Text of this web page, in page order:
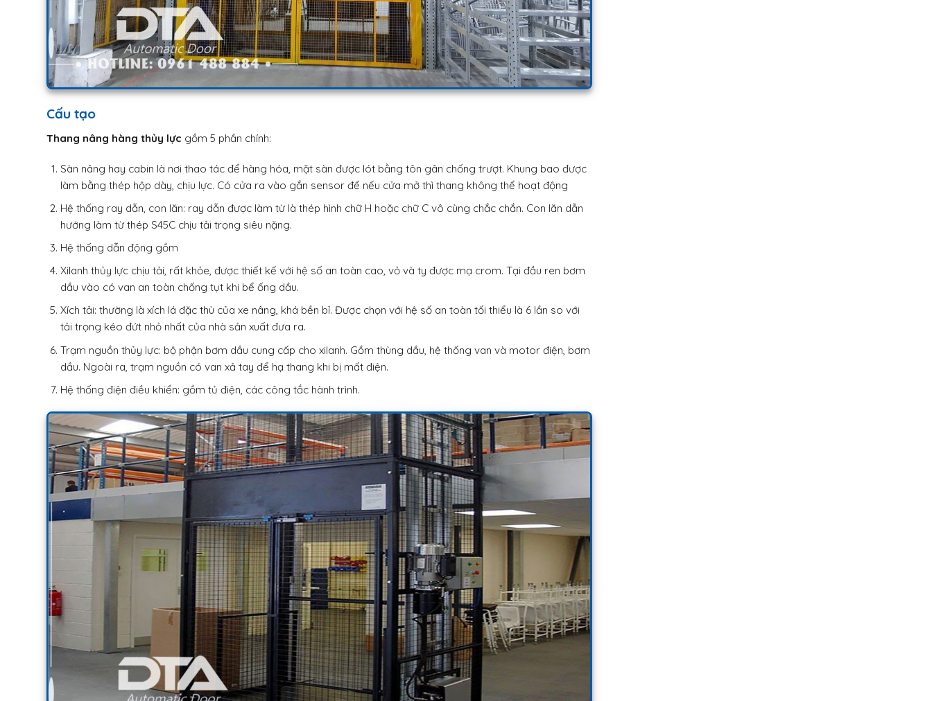
Cấu tạo
Thang nâng hàng thủy lực gồm 5 phần chính:
Sàn nâng hay cabin là nơi thao tác để hàng hóa, mặt sàn được lót bằng tôn gân chống trượt. Khung bao được
làm bằng thép hộp dày, chịu lực. Có cửa ra vào gắn sensor để nếu cửa mở thì thang không thể hoạt động
Hệ thống ray dẫn, con lăn: ray dẫn được làm từ là thép hình chữ H hoặc chữ C vô cùng chắc chắn. Con lăn dẫn
hướng làm từ thép S45C chịu tải trọng siêu nặng.
Hệ thống dẫn động gồm
Xilanh thủy lực chịu tải, rất khỏe, được thiết kế với hệ số an toàn cao, vỏ và ty được mạ crom. Tại đầu ren bơm
dầu vào có van an toàn chống tụt khi bể ống dầu.
Xích tải: thường là xích lá đặc thù của xe nâng, khá bền bỉ. Được chọn với hệ số an toàn tối thiểu là 6 lần so với
tải trọng kéo đứt nhỏ nhất của nhà sản xuất đưa ra.
Trạm nguồn thủy lực: bộ phận bơm dầu cung cấp cho xilanh. Gồm thùng dầu, hệ thống van và motor điện, bơm
dầu. Ngoài ra, trạm nguồn có van xả tay để hạ thang khi bị mất điện.
Hệ thống điện điều khiển: gồm tủ điện, các công tắc hành trình.